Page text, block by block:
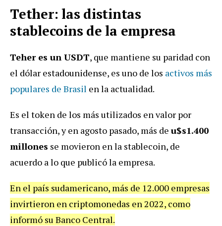
Tether: las distintas
stablecoins de la empresa
Teher es un USDT, que mantiene su paridad con
el dólar estadounidense, es uno de los activos más
populares de Brasil en la actualidad.
Es el token de los más utilizados en valor por
transacción, y en agosto pasado, más de u$s1.400
millones se movieron en la stablecoin, de
acuerdo a lo que publicó la empresa.
En el país sudamericano, más de 12.000 empresas
invirtieron en criptomonedas en 2022, como
informó su Banco Central.